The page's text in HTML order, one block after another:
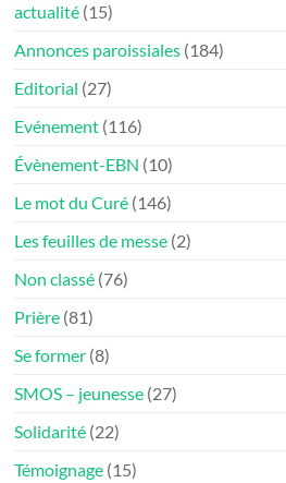
actualité (15)
Annonces paroissiales (184)
Editorial (27)
Evénement (116)
Évènement-EBN (10)
Le mot du Curé (146)
Les feuilles de messe (2)
Non classé (76)
Prière (81)
Se former (8)
SMOS – jeunesse (27)
Solidarité (22)
Témoignage (15)